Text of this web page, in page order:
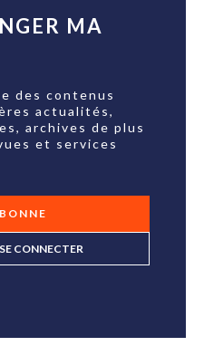
MA
des contenus
actualités,
archives de plus
et services
CONNECTER